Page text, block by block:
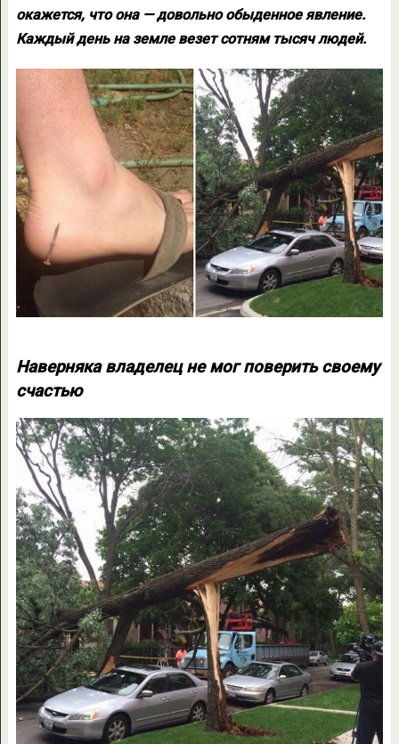
окажется, что она — довольно обыденное явление.
Каждый день на земле везет сотням тысяч людей.
Наверняка владелец не мог поверить своему
счастью